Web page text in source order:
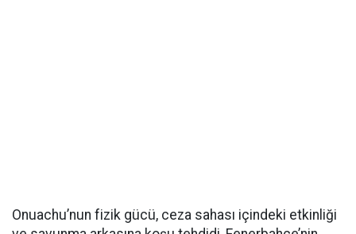
Onuachu’nun fizik gücü, ceza sahası içindeki etkinliği